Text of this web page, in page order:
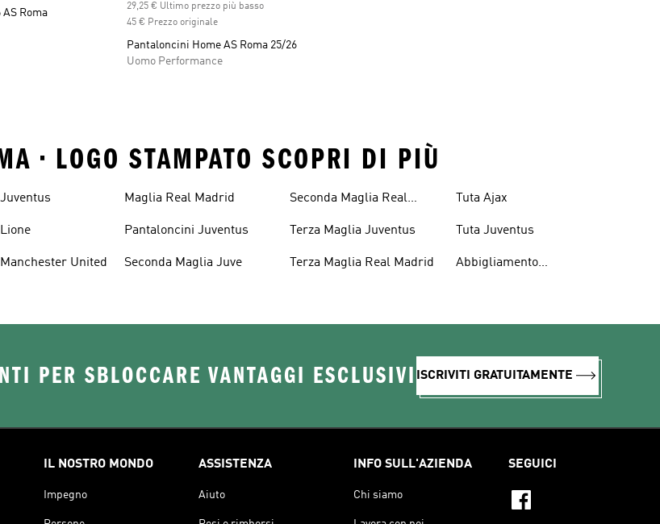
Roma
29,25 € Ultimo prezzo più basso
45 € Prezzo originale
Pantaloncini Home AS Roma 25/26
Uomo Performance
• LOGO STAMPATO SCOPRI DI PIÙ
United
Maglia Real Madrid
Pantaloncini Juventus
Seconda Maglia Juve
Seconda Maglia Real
Terza Maglia Juventus
Terza Maglia Real Madrid
Tuta Ajax
Tuta Juventus
Abbigliamento
PER SBLOCCARE VANTAGGI ESCLUSIVI ISCRIVITI GRATUITAMENTE
IL NOSTRO MONDO
Impegno
ASSISTENZA
Aiuto
INFO SULL'AZIENDA
Chi siamo
SEGUICI